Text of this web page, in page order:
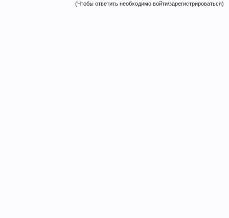
(Чтобы ответить необходимо войти/зарегистрироваться)